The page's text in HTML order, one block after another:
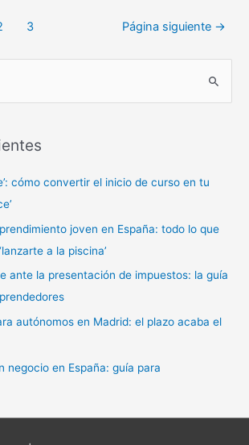
3 Página siguiente →
cómo convertir el inicio de curso en tu
joven en España: todo lo que
a la piscina’
ante la presentación de impuestos: la guía
autónomos en Madrid: el plazo acaba el
negocio en España: guía para